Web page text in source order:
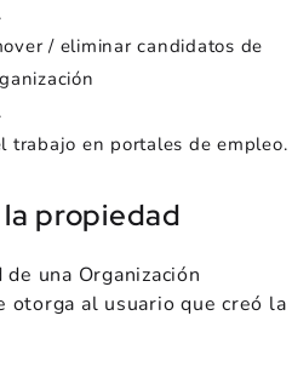
/ eliminar candidatos de
trabajo en portales de empleo.
propiedad
una Organización
otorga al usuario que creó la